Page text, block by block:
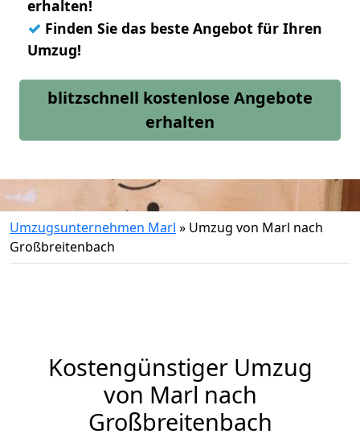
erhalten!
✓ Finden Sie das beste Angebot für Ihren
Umzug!
blitzschnell kostenlose Angebote
erhalten
Umzugsunternehmen Marl » Umzug von Marl nach
Großbreitenbach
Kostengünstiger Umzug
von Marl nach
Großbreitenbach